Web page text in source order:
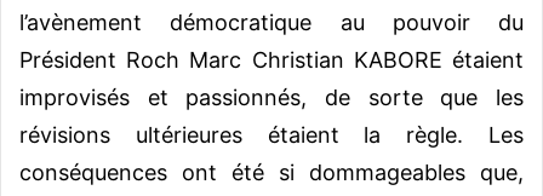
l’avènement démocratique au pouvoir du
Président Roch Marc Christian KABORE étaient
improvisés et passionnés, de sorte que les
révisions ultérieures étaient la règle. Les
conséquences ont été si dommageables que,